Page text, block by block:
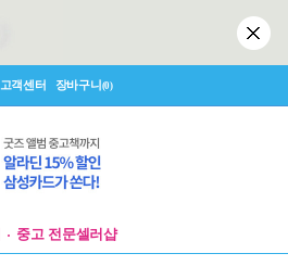
고객센터 장바구니(0)
중고 전문셀러샵